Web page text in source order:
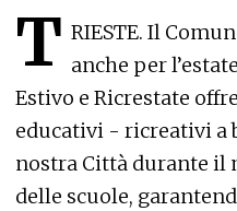
T RIESTE. Il
anche per
Estivo e Ricrestate
educativi - ricreativi a
nostra Città durante il
delle scuole,